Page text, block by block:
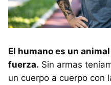
El humano es un
fuerza. Sin armas
un cuerpo a cuerpo con